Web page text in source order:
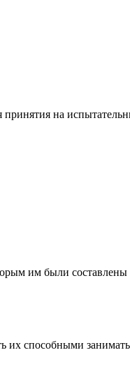
на
им были
способными